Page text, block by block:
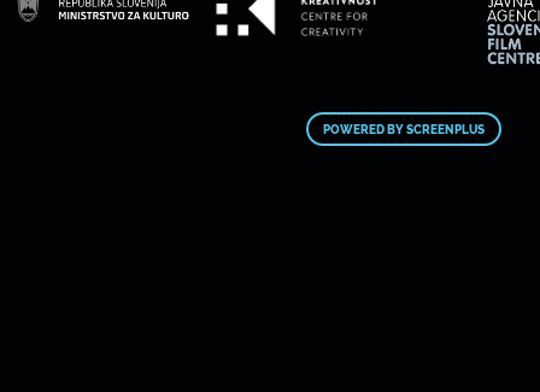
POWERED BY SCREENPLUS